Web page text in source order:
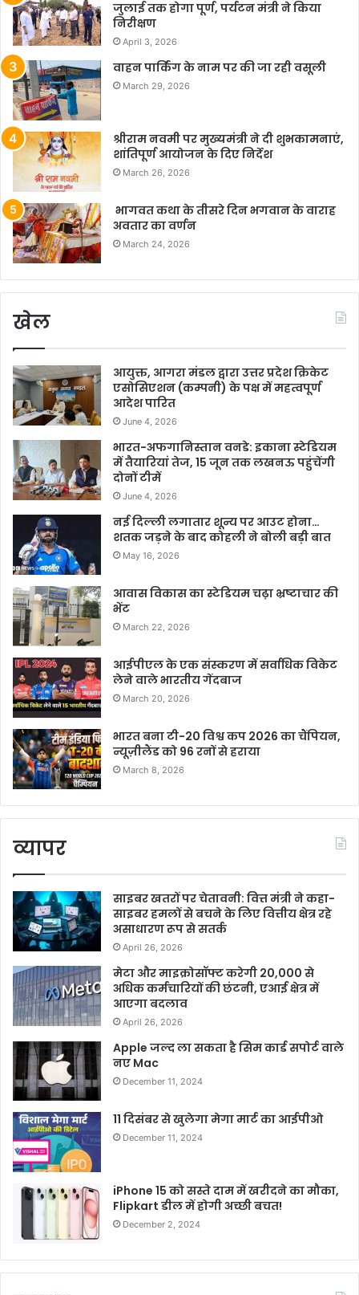
जुलाई तक होगा पूर्ण, पर्यटन मंत्री ने किया
निरीक्षण
April 3, 2026
वाहन पार्किंग के नाम पर की जा रही वसूली
March 29, 2026
श्रीराम नवमी पर मुख्यमंत्री ने दी शुभकामनाएं,
शांतिपूर्ण आयोजन के दिए निर्देश
March 26, 2026
भागवत कथा के तीसरे दिन भगवान के वाराह
अवतार का वर्णन
March 24, 2026
खेल
आयुक्त, आगरा मंडल द्वारा उत्तर प्रदेश क्रिकेट
एसोसिएशन (कम्पनी) के पक्ष में महत्वपूर्ण
आदेश पारित
June 4, 2026
भारत-अफगानिस्तान वनडे: इकाना स्टेडियम
में तैयारियां तेज, 15 जून तक लखनऊ पहुंचेंगी
दोनों टीमें
June 4, 2026
नई दिल्ली लगातार शून्य पर आउट होना…
शतक जड़ने के बाद कोहली ने बोली बड़ी बात
May 16, 2026
आवास विकास का स्टेडियम चढ़ा भ्रष्टाचार की
भेंट
March 22, 2026
आईपीएल के एक संस्करण में सर्वाधिक विकेट
लेने वाले भारतीय गेंदबाज
March 20, 2026
भारत बना टी-20 विश्व कप 2026 का चैंपियन,
न्यूज़ीलैंड को 96 रनों से हराया
March 8, 2026
व्यापर
साइबर खतरों पर चेतावनी: वित्त मंत्री ने कहा-
साइबर हमलों से बचने के लिए वित्तीय क्षेत्र रहे
असाधारण रूप से सतर्क
April 26, 2026
मेटा और माइक्रोसॉफ्ट करेगी 20,000 से
अधिक कर्मचारियों की छंटनी, एआई क्षेत्र में
आएगा बदलाव
April 26, 2026
Apple जल्द ला सकता है सिम कार्ड सपोर्ट वाले
नए Mac
December 11, 2024
11 दिसंबर से खुलेगा मेगा मार्ट का आईपीओ
December 11, 2024
iPhone 15 को सस्ते दाम में खरीदने का मौका,
Flipkart डील में होगी अच्छी बचत!
December 2, 2024